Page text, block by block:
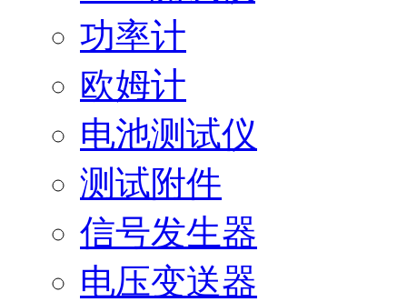
功率计
欧姆计
电池测试仪
测试附件
信号发生器
电压变送器